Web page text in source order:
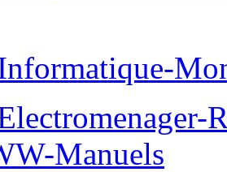
Manuels